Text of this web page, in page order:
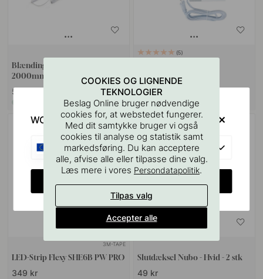
Blænding Beskyttelse Nubo -
2000mm - Opal
529 kr
5
639 kr
På lager
3M-TAPE
LED-Strip Flexy SHE6B PW PRO
349 kr
Slutdæksel Nubo - Hvid - 2 stk
49 kr
COOKIES OG LIGNENDE
TEKNOLOGIER
Beslag Online bruger nødvendige
cookies for, at webstedet fungerer.
Med dit samtykke bruger vi også
cookies til analyse og statistik samt
markedsføring. Du kan acceptere
alle, afvise alle eller tilpasse dine valg.
Læs mere i vores Persondatapolitik.
Tilpas valg
Accepter alle
WOULD YOU RATHER VISIT?
EU